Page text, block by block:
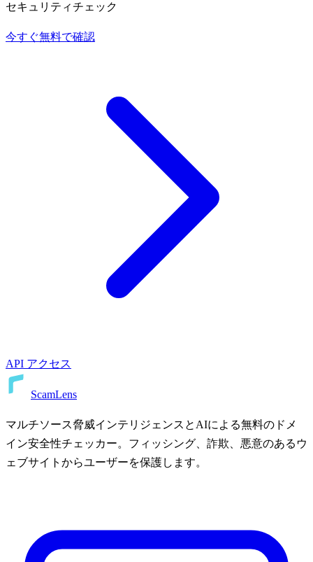
セキュリティチェック
今すぐ無料で確認
API アクセス
ScamLens
マルチソース脅威インテリジェンスとAIによる無料のドメ
イン安全性チェッカー。フィッシング、詐欺、悪意のあるウ
ェブサイトからユーザーを保護します。